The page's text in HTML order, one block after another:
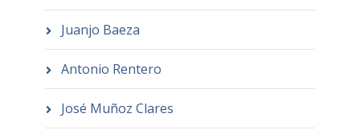
Juanjo Baeza
Antonio Rentero
José Muñoz Clares